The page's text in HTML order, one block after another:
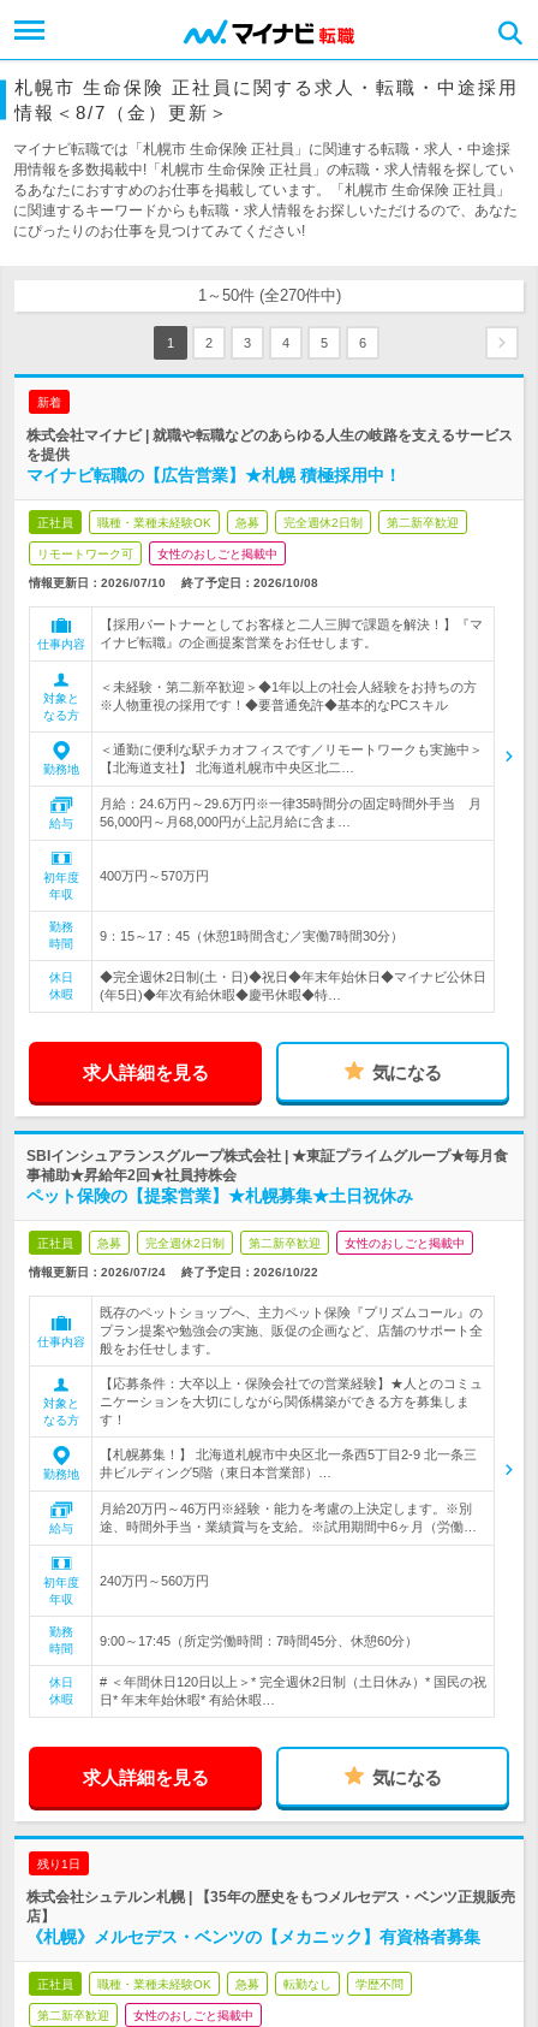
札幌市 生命保険 正社員に関する求人・転職・中途採用
情報＜8/7（金）更新＞
マイナビ転職では「札幌市 生命保険 正社員」に関連する転職・求人・中途採
用情報を多数掲載中!「札幌市 生命保険 正社員」の転職・求人情報を探してい
るあなたにおすすめのお仕事を掲載しています。「札幌市 生命保険 正社員」
に関連するキーワードからも転職・求人情報をお探しいただけるので、あなた
にぴったりのお仕事を見つけてみてください!
1～50件 (全270件中)
1 2 3 4 5 6
新着
株式会社マイナビ | 就職や転職などのあらゆる人生の岐路を支えるサービス
を提供
マイナビ転職の【広告営業】★札幌 積極採用中！
正社員 職種・業種未経験OK 急募 完全週休2日制 第二新卒歓迎
リモートワーク可 女性のおしごと掲載中
情報更新日：2026/07/10 終了予定日： 2026/10/08
仕事内容
【採用パートナーとしてお客様と二人三脚で課題を解決！】『マ
イナビ転職』の企画提案営業をお任せします。
対象と
なる方
＜未経験・第二新卒歓迎＞◆1年以上の社会人経験をお持ちの方
※人物重視の採用です！◆要普通免許◆基本的なPCスキル
勤務地
＜通勤に便利な駅チカオフィスです／リモートワークも実施中＞
【北海道支社】 北海道札幌市中央区北二…
給与
月給：24.6万円～29.6万円※一律35時間分の固定時間外手当 月
56,000円～月68,000円が上記月給に含ま…
初年度
年収
400万円～570万円
勤務
時間
9：15～17：45（休憩1時間含む／実働7時間30分）
休日
休暇
◆完全週休2日制(土・日)◆祝日◆年末年始休日◆マイナビ公休日
(年5日)◆年次有給休暇◆慶弔休暇◆特…
求人詳細を見る 気になる
SBIインシュアランスグループ株式会社 | ★東証プライムグループ★毎月食
事補助★昇給年2回★社員持株会
ペット保険の【提案営業】★札幌募集★土日祝休み
正社員 急募 完全週休2日制 第二新卒歓迎 女性のおしごと掲載中
情報更新日：2026/07/24 終了予定日： 2026/10/22
仕事内容
既存のペットショップへ、主力ペット保険『プリズムコール』の
プラン提案や勉強会の実施、販促の企画など、店舗のサポート全
般をお任せします。
対象と
なる方
【応募条件：大卒以上・保険会社での営業経験】★人とのコミュ
ニケーションを大切にしながら関係構築ができる方を募集しま
す！
勤務地
【札幌募集！】 北海道札幌市中央区北一条西5丁目2-9 北一条三
井ビルディング5階（東日本営業部）…
給与
月給20万円～46万円※経験・能力を考慮の上決定します。※別
途、時間外手当・業績賞与を支給。※試用期間中6ヶ月（労働…
初年度
年収
240万円～560万円
勤務
時間
9:00～17:45（所定労働時間：7時間45分、休憩60分）
休日
休暇
# ＜年間休日120日以上＞* 完全週休2日制（土日休み）* 国民の祝
日* 年末年始休暇* 有給休暇…
求人詳細を見る 気になる
残り1日
株式会社シュテルン札幌 | 【35年の歴史をもつメルセデス・ベンツ正規販売
店】
《札幌》メルセデス・ベンツの【メカニック】有資格者募集
正社員 職種・業種未経験OK 急募 転勤なし 学歴不問
第二新卒歓迎 女性のおしごと掲載中